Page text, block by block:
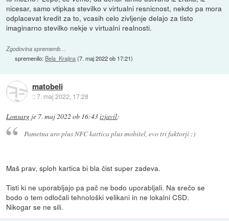
nicesar, samo vtipkas stevilko v virtualni resnicnost, nekdo pa mora
odplacevat kredit za to, vcasih celo zivljenje delajo za tisto
imaginarno stevilko nekje v virtualni realnosti.
Zgodovina sprememb…
spremenilo: Bela_Krajina(7. maj 2022 ob 17:21)
matobeli
::7. maj 2022, 17:28
Lonsarg je 7. maj 2022 ob 16:43izjavil:
Pametna uro plus NFC kartica plus mobitel, evo tri faktorji :)
Maš prav, sploh kartica bi bla čist super zadeva.
Tisti ki ne uporabljajo pa pač ne bodo uporabljali. Na srečo se
bodo o tem odločali tehnološki velikani in ne lokalni CSD.
Nikogar se ne sili.